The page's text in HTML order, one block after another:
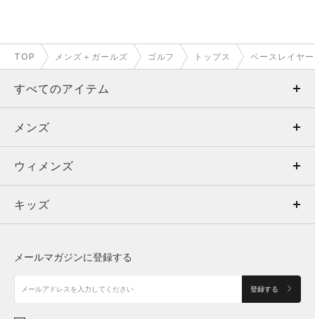
TOP メンズ＋ガールズ ゴルフ トップス ベースレイヤー
すべてのアイテム
メンズ
ウィメンズ
キッズ
アクセサリー
メンズ
トップス
ボトムス
アクセサリー
ウィメンズ
トップス
シューズ
キッズ
メールマガジンに登録する
登録する